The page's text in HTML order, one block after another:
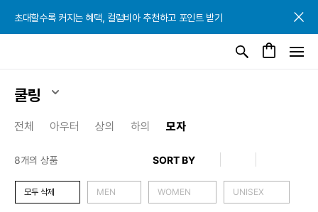
초대할수록 커지는 혜택, 컬럼비아 추천하고 포인트 받기
초대할수록 커지는 혜택, 컬럼비아 추천하고 포인트 받기
초대할수록 커지는 혜택, 컬럼비아 추천하고 포인트 받기
쿨링
전체 아우터 상의 하의 모자
8개의 상품
모두 삭제 MEN WOMEN UNISEX